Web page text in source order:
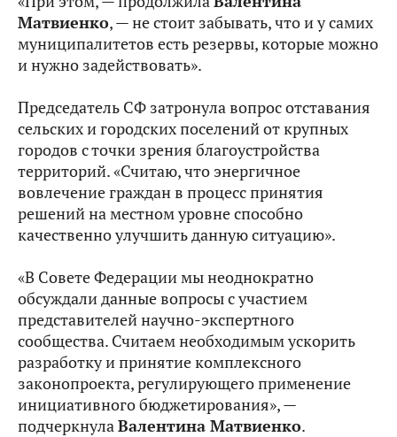
Матвиенко, — не стоит забывать, что и у самих
муниципалитетов есть резервы, которые можно
и нужно задействовать».
Председатель СФ затронула вопрос отставания
сельских и городских поселений от крупных
городов с точки зрения благоустройства
территорий. «Считаю, что энергичное
вовлечение граждан в процесс принятия
решений на местном уровне способно
качественно улучшить данную ситуацию».
«В Совете Федерации мы неоднократно
обсуждали данные вопросы с участием
представителей научно-экспертного
сообщества. Считаем необходимым ускорить
разработку и принятие комплексного
законопроекта, регулирующего применение
инициативного бюджетирования», —
подчеркнулаВалентина Матвиенко.